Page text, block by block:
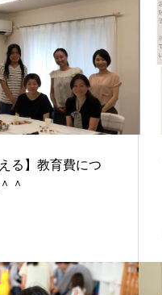
る】教育費につ
＾